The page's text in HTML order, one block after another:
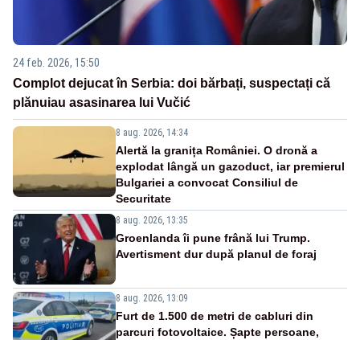
24 feb. 2026, 15:50
Complot dejucat în Serbia: doi bărbați, suspectați că
plănuiau asasinarea lui Vučić
8 aug. 2026, 14:34
Alertă la granița României. O dronă a
explodat lângă un gazoduct, iar premierul
Bulgariei a convocat Consiliul de
Securitate
8 aug. 2026, 13:35
Groenlanda îi pune frână lui Trump.
Avertisment dur după planul de foraj
8 aug. 2026, 13:09
Furt de 1.500 de metri de cabluri din
parcuri fotovoltaice. Șapte persoane,